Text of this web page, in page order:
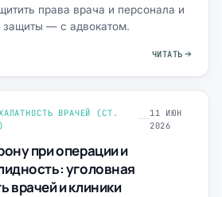
права врача и персонала и
защиты — с адвокатом.
ЧИТАТЬ
ВРАЧЕЙ (СТ.
11 ИЮН
2026
при операции и
уголовная
врачей и клиники